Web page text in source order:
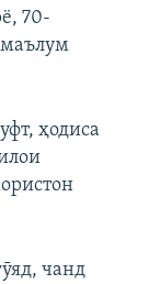
70-
ҳодиса
чанд